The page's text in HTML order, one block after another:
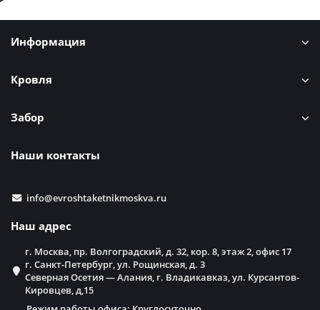
Информация
Кровля
Забор
Наши контакты
info@evroshtaketnikmoskva.ru
Наш адрес
г. Москва, пр. Волгоградский, д. 32, кор. 8, этаж 2, офис 17
г. Санкт-Петербург, ул. Рощинская, д. 3
Северная Осетия — Алания, г. Владикавказ, ул. Курсантов-
Кировцев, д,15